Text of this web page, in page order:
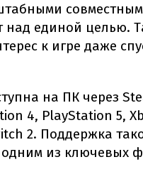
над единой целью.
к игре даже
на ПК через
4, PlayStation 5,
2. Поддержка
из ключевых